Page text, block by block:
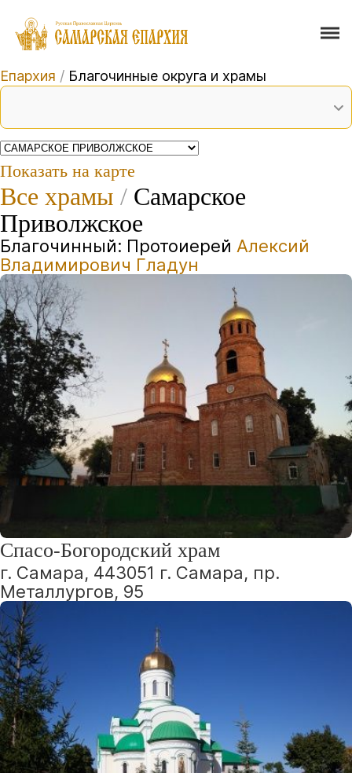
Епархия / Благочинные округа и храмы
Показать на карте
Все храмы / Самарское
Приволжское
Благочинный: Протоиерей Алексий
Владимирович Гладун
Спасо-Богородский храм
г. Самара, 443051 г. Самара, пр.
Металлургов, 95